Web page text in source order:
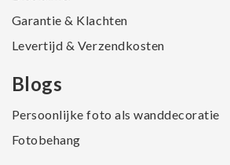
Garantie & Klachten
Levertijd & Verzendkosten
Blogs
Persoonlijke foto als wanddecoratie
Fotobehang